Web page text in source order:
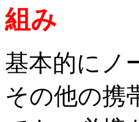
組み
基本的にノ
その他の携